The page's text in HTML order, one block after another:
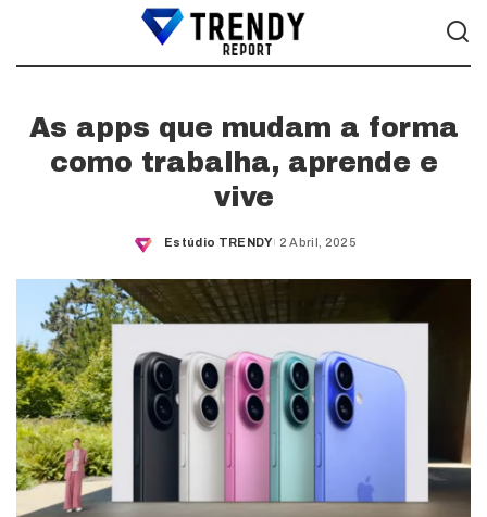
As apps que mudam a forma
como trabalha, aprende e
vive
Posted
Estúdio TRENDY 2 Abril, 2025